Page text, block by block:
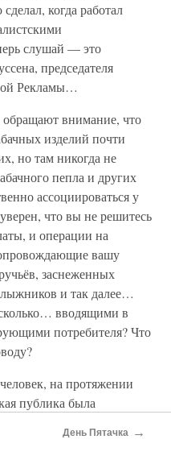
когда работал
слушай — это
председателя
Рекламы…
внимание, что
изделий почти
но там никогда не
пепла и других
ассоциироваться у
что вы не решитесь
и операции на
вашу
заснеженных
и так далее…
вводящими в
потребителя? Что
на протяжении
публика была
причиной
День Пятачка →